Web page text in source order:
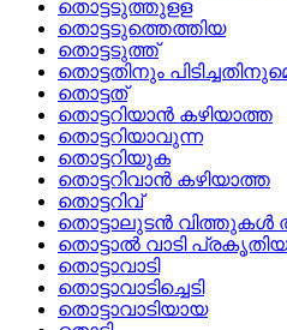
തൊട്ടടുത്തുളള
തൊട്ടടുത്തെത്തിയ
തൊട്ടടുത്ത്
തൊട്ടതിനും
തൊട്ടത്
തൊട്ടറിയാന്‍ കഴിയാത്ത
തൊട്ടറിയാവുന്ന
തൊട്ടറിയുക
തൊട്ടറിവാന്‍ കഴിയാത്ത
തൊട്ടറിവ്
തൊട്ടാലുടന്‍ വിത്തുകള്‍
തൊട്ടാല്‍ വാടി
തൊട്ടാവാടി
തൊട്ടാവാടിച്ചെടി
തൊട്ടാവാടിയായ